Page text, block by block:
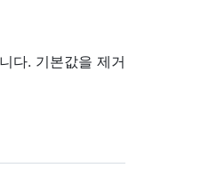
다. 기본값을 제거